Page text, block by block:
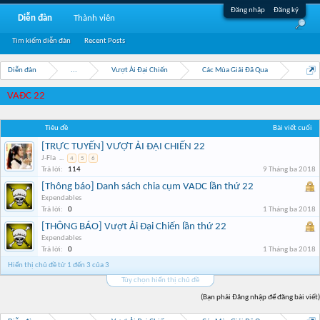
Đăng nhập Đăng ký
Diễn đàn ... Vượt Ải Đại Chiến Các Mùa Giải Đã Qua
VAĐC 22
Tiêu đề Bài viết cuối
[TRỰC TUYẾN] VƯỢT ẢI ĐẠI CHIẾN 22
J-Fla ... 4 5 6
Trả lời: 114 9 Tháng ba 2018
[Thông báo] Danh sách chia cụm VADC lần thứ 22
Expendables
Trả lời:
0 1 Tháng ba 2018
[THÔNG BÁO] Vượt Ải Đại Chiến lần thứ 22
Expendables
Trả lời:
0
1 Tháng ba 2018
Hiển thị chủ đề từ 1 đến 3 của 3
Tùy chọn hiển thị chủ đề
(Bạn phải Đăng nhập để đăng bài viết)
Diễn đàn
Tìm kiếm diễn đàn Recent Posts
Thành viên